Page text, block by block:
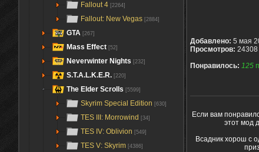
Fallout 4 [2264]
Fallout: New Vegas [2884]
GTA [267]
Mass Effect [52]
Neverwinter Nights [232]
S.T.A.L.K.E.R. [220]
The Elder Scrolls [5599]
Skyrim Special Edition [630]
TES III: Morrowind [34]
TES IV: Oblivion [549]
TES V: Skyrim [4386]
Добавлено: 5 мая
Просмотров: 24308 |
Понравилось: 125
Если вам
этот мод
Всадник хорош с